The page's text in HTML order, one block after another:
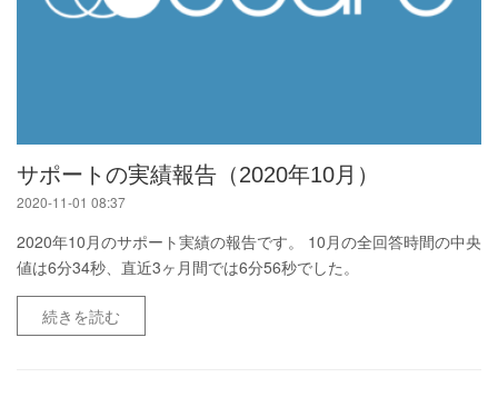
サポートの実績報告（2020年10月）
2020-11-01 08:37
2020年10月のサポート実績の報告です。 10月の全回答時間の中央
値は6分34秒、直近3ヶ月間では6分56秒でした。
続きを読む